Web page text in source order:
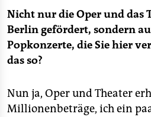
Nicht nur die Oper und das
Berlin gefördert, sondern
Popkonzerte, die Sie hier
das so?
Nun ja, Oper und Theater
Millionenbeträge, ich ein